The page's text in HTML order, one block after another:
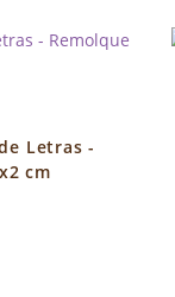
Letras -
cm